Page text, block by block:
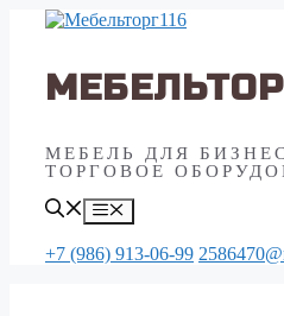
Перейти
МЕБЕЛЬ ДЛЯ
ТОРГОВОЕ
Меню
+7 (986) 913-06-99